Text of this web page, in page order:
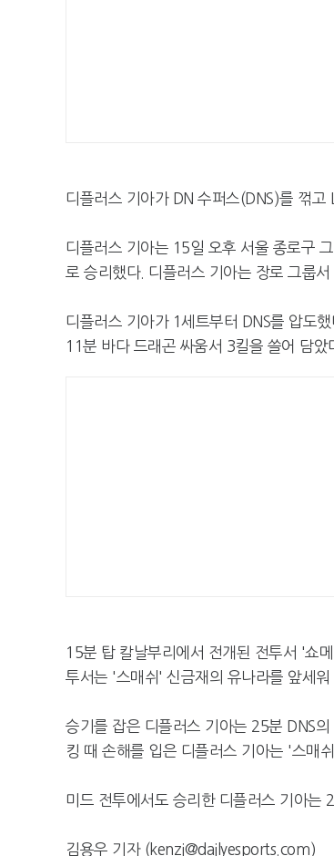
디플러스 기아가 DN 수퍼스(DNS)를 꺾고
디플러스 기아는 15일 오후 서울 종로구
로 승리했다. 디플러스 기아는 장로 그룹
디플러스 기아가 1세트부터 DNS를 압도
11분 바다 드래곤 싸움서 3킬을 쓸어 담았
15분 탑 칼날부리에서 전개된 전투서 '쇼
투서는 '스매쉬' 신금재의 유나라를 앞세워
승기를 잡은 디플러스 기아는 25분 DNS
킹 때 손해를 입은 디플러스 기아는 '스매
미드 전투에서도 승리한 디플러스 기아는
김용우 기자 (kenzi@dailyesports.com)